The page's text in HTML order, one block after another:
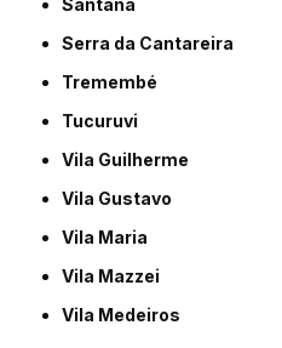
Serra da Cantareira
Tremembé
Tucuruvi
Vila Guilherme
Vila Gustavo
Vila Maria
Vila Mazzei
Vila Medeiros